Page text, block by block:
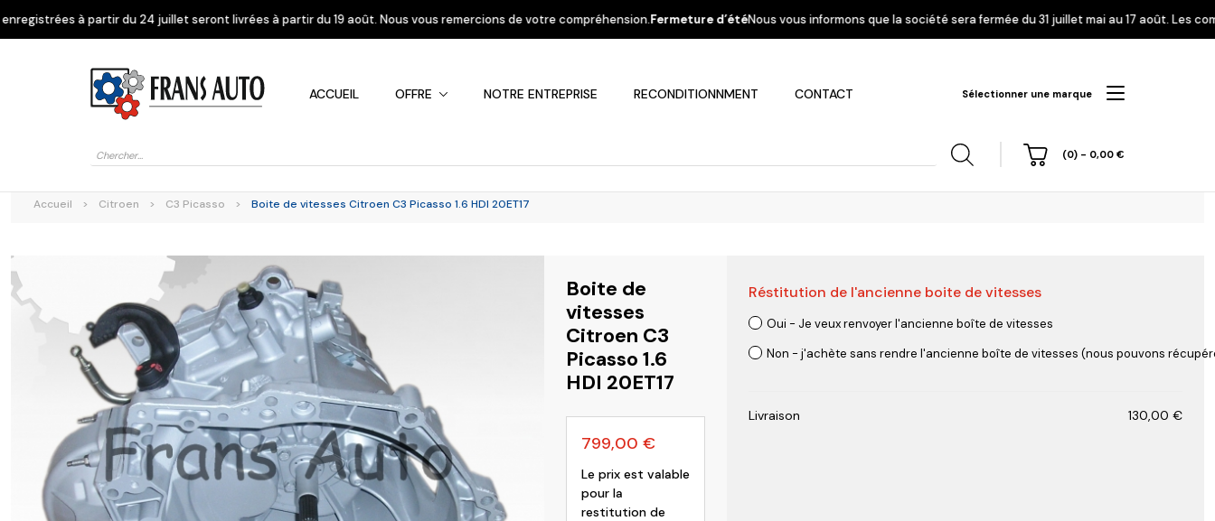
juillet seront livrées à partir du 19 août. Nous vous remercions de votre compréhension.Fermeture d’étéNous vous informons que la société sera fermée du 31 juillet mai au 17 août. Les commandes
ACCUEIL OFFRE NOTRE ENTREPRISE RECONDITIONNMENT CONTACT
Recherche
produits
(0) - 0,00 €
Sélectionner une marque
Alfa Romeo Citroen Dacia Kia Mitsubishi Nissan Opel Peugeot
Renault Suzuki Toyota Volvo
Accueil > Citroen > C3 Picasso > Boite de vitesses Citroen C3 Picasso 1.6 HDI 20ET17
Boite de
vitesses
Citroen C3
Picasso 1.6
HDI 20ET17
799,00 €
Le prix est valable
pour la
restitution de
Réstitution de l'ancienne boite de vitesses
Oui - Je veux renvoyer l'ancienne boîte de vitesses
Non - j'achète sans rendre l'ancienne boîte de vitesses (nous pouvons
Livraison 130,00 €